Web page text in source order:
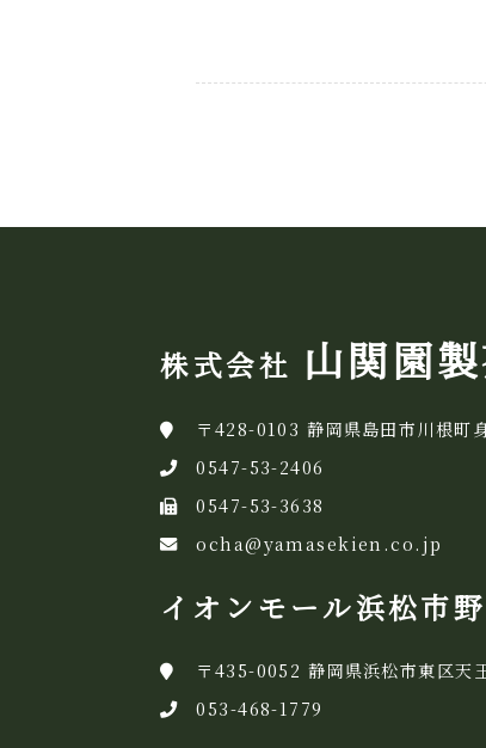
株式会社 山関園
〒428-0103 静岡県島田市川根町
0547-53-2406
0547-53-3638
ocha@yamasekien.co.jp
イオンモール浜松市
〒435-0052 静岡県浜松市東区天
053-468-1779